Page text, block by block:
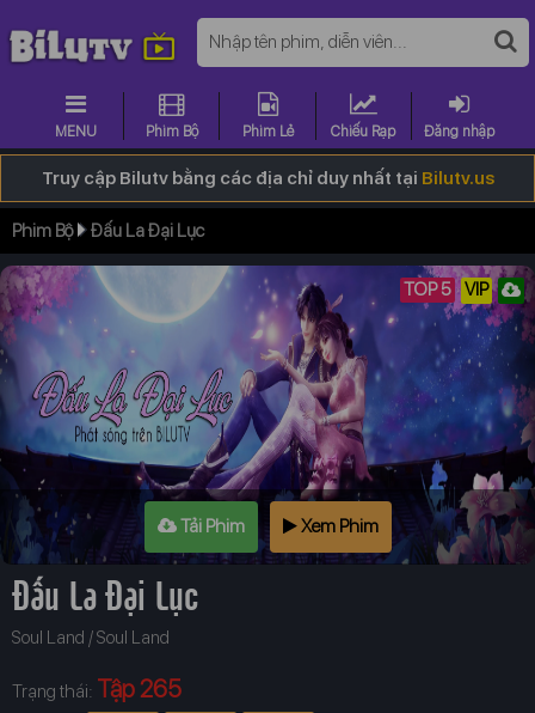
MENU Phim Bộ Phim Lẻ Chiếu Rạp Đăng nhập
Truy cập Bilutv bằng các địa chỉ duy nhất tại Bilutv.us
Phim Bộ Đấu La Đại Lục
TOP 5 VIP
Tải Phim Xem Phim
Đấu La Đại Lục
Soul Land / Soul Land
Trạng thái: Tập 265